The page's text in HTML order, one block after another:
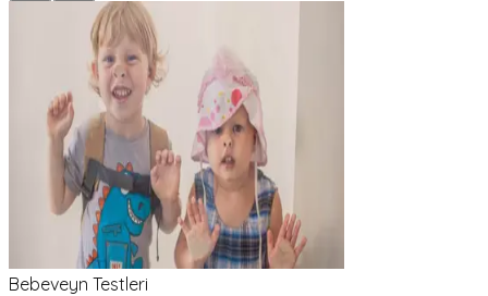
Bebeveyn Testleri